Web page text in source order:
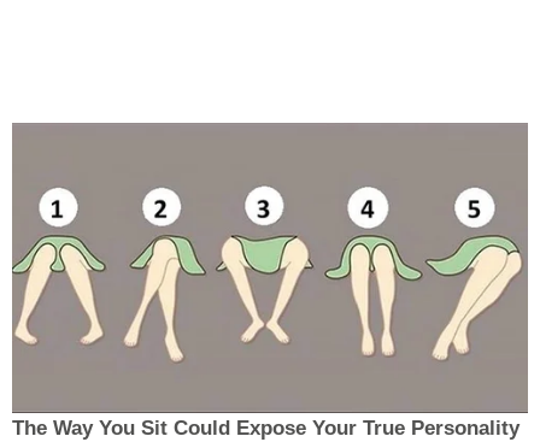
The Way You Sit Could Expose Your True Personality